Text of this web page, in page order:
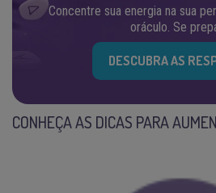
Concentre sua energia na sua
oráculo. Se
DESCUBRA AS
CONHEÇA AS DICAS PARA